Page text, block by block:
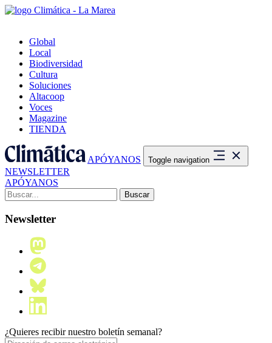
Global
Local
Biodiversidad
Cultura
Soluciones
Altacoop
Voces
Magazine
TIENDA
APÓYANOS Toggle navigation
NEWSLETTER
APÓYANOS
Buscar:
Newsletter
¿Quieres recibir nuestro boletín semanal?